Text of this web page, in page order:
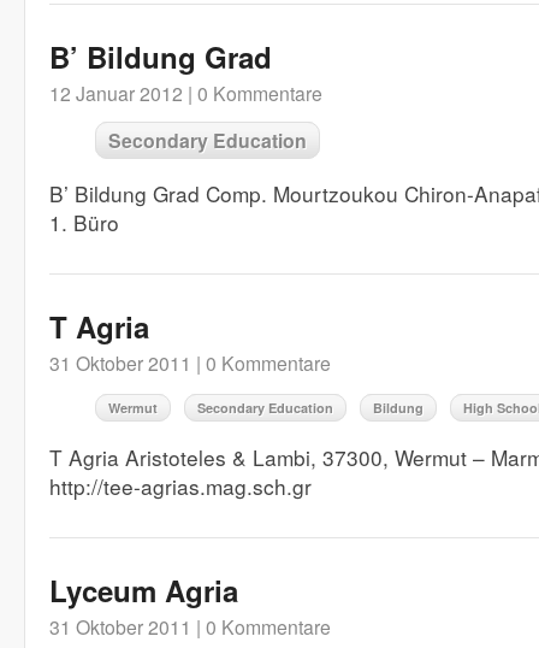
B’ Bildung Grad
12 Januar 2012 | 0 Kommentare
Secondary Education
B’ Bildung Grad Comp. Mourtzoukou Chiron-
1. Büro
T Agria
31 Oktober 2011 | 0 Kommentare
Wermut Secondary Education Bildung High
T Agria Aristoteles & Lambi, 37300, Wermut –
http://tee-agrias.mag.sch.gr
Lyceum Agria
31 Oktober 2011 | 0 Kommentare